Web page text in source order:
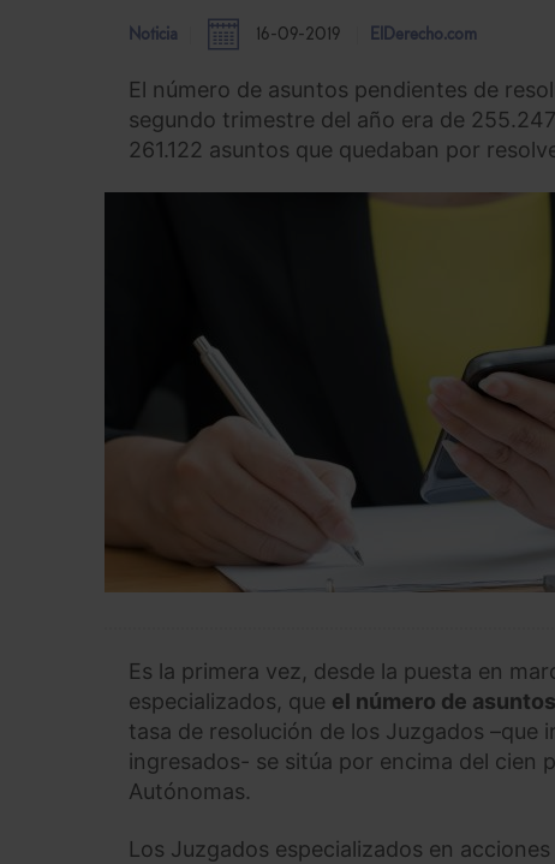
Noticia 16-09-2019 ElDerecho.com
El número de asuntos pendientes de
segundo trimestre del año era de
261.122 asuntos que quedaban por
Es la primera vez, desde la puesta en
especializados, que el número de
tasa de resolución de los Juzgados –que
ingresados- se sitúa por encima del cien
Autónomas.
Los Juzgados especializados en